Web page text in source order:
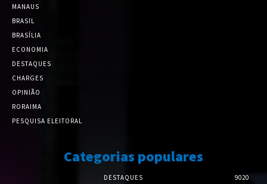
MANAUS
BRASIL
BRASÍLIA
ECONOMIA
DESTAQUES
CHARGES
OPINIÃO
RORAIMA
PESQUISA ELEITORAL
Categorias populares
DESTAQUES 9020